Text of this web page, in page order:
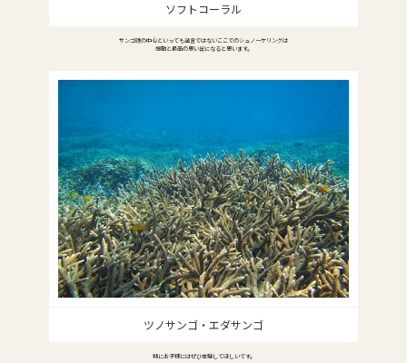
ソフトコーラル
サンゴ礁の中心といっても過言ではないここでのシュノーケリングは
感動と最高の思い出になると思います。
ツノサンゴ・エダサンゴ
特にお子様にはぜひ体験してほしいです。